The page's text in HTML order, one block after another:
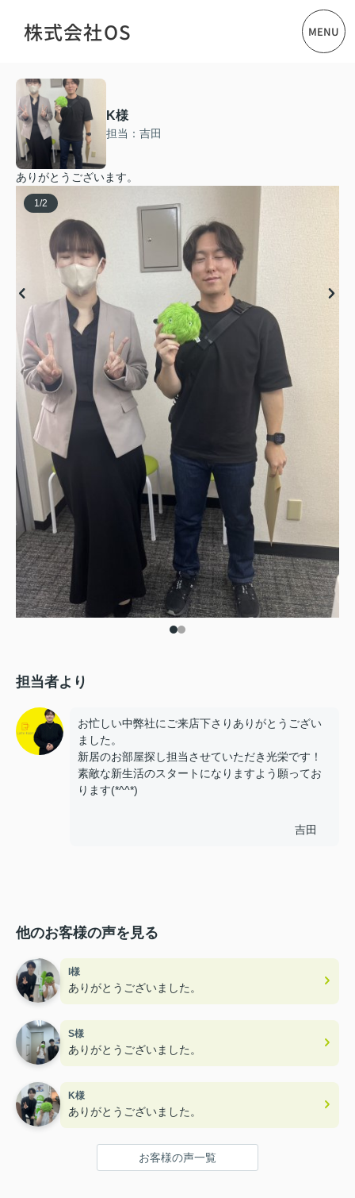
株式会社OS MENU
K様
担当：吉田
ありがとうございます。
1/2
担当者より
お忙しい中弊社にご来店下さりありがとうござい
ました。
新居のお部屋探し担当させていただき光栄です！
素敵な新生活のスタートになりますよう願ってお
ります(*^^*)
吉田
他のお客様の声を見る
I様
ありがとうございました。
S様
ありがとうございました。
K様
ありがとうございました。
お客様の声一覧